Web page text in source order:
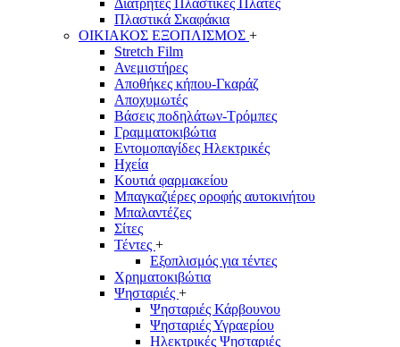
Διάτρητες Πλαστικές Πλάτες
Πλαστικά Σκαφάκια
ΟΙΚΙΑΚΟΣ ΕΞΟΠΛΙΣΜΟΣ +
Stretch Film
Ανεμιστήρες
Αποθήκες κήπου-Γκαράζ
Αποχυμωτές
Βάσεις ποδηλάτων-Τρόμπες
Γραμματοκιβώτια
Εντομοπαγίδες Ηλεκτρικές
Ηχεία
Κουτιά φαρμακείου
Μπαγκαζιέρες οροφής αυτοκινήτου
Μπαλαντέζες
Σίτες
Τέντες +
Εξοπλισμός για τέντες
Χρηματοκιβώτια
Ψησταριές +
Ψησταριές Κάρβουνου
Ψησταριές Υγραερίου
Ηλεκτρικές Ψησταριές